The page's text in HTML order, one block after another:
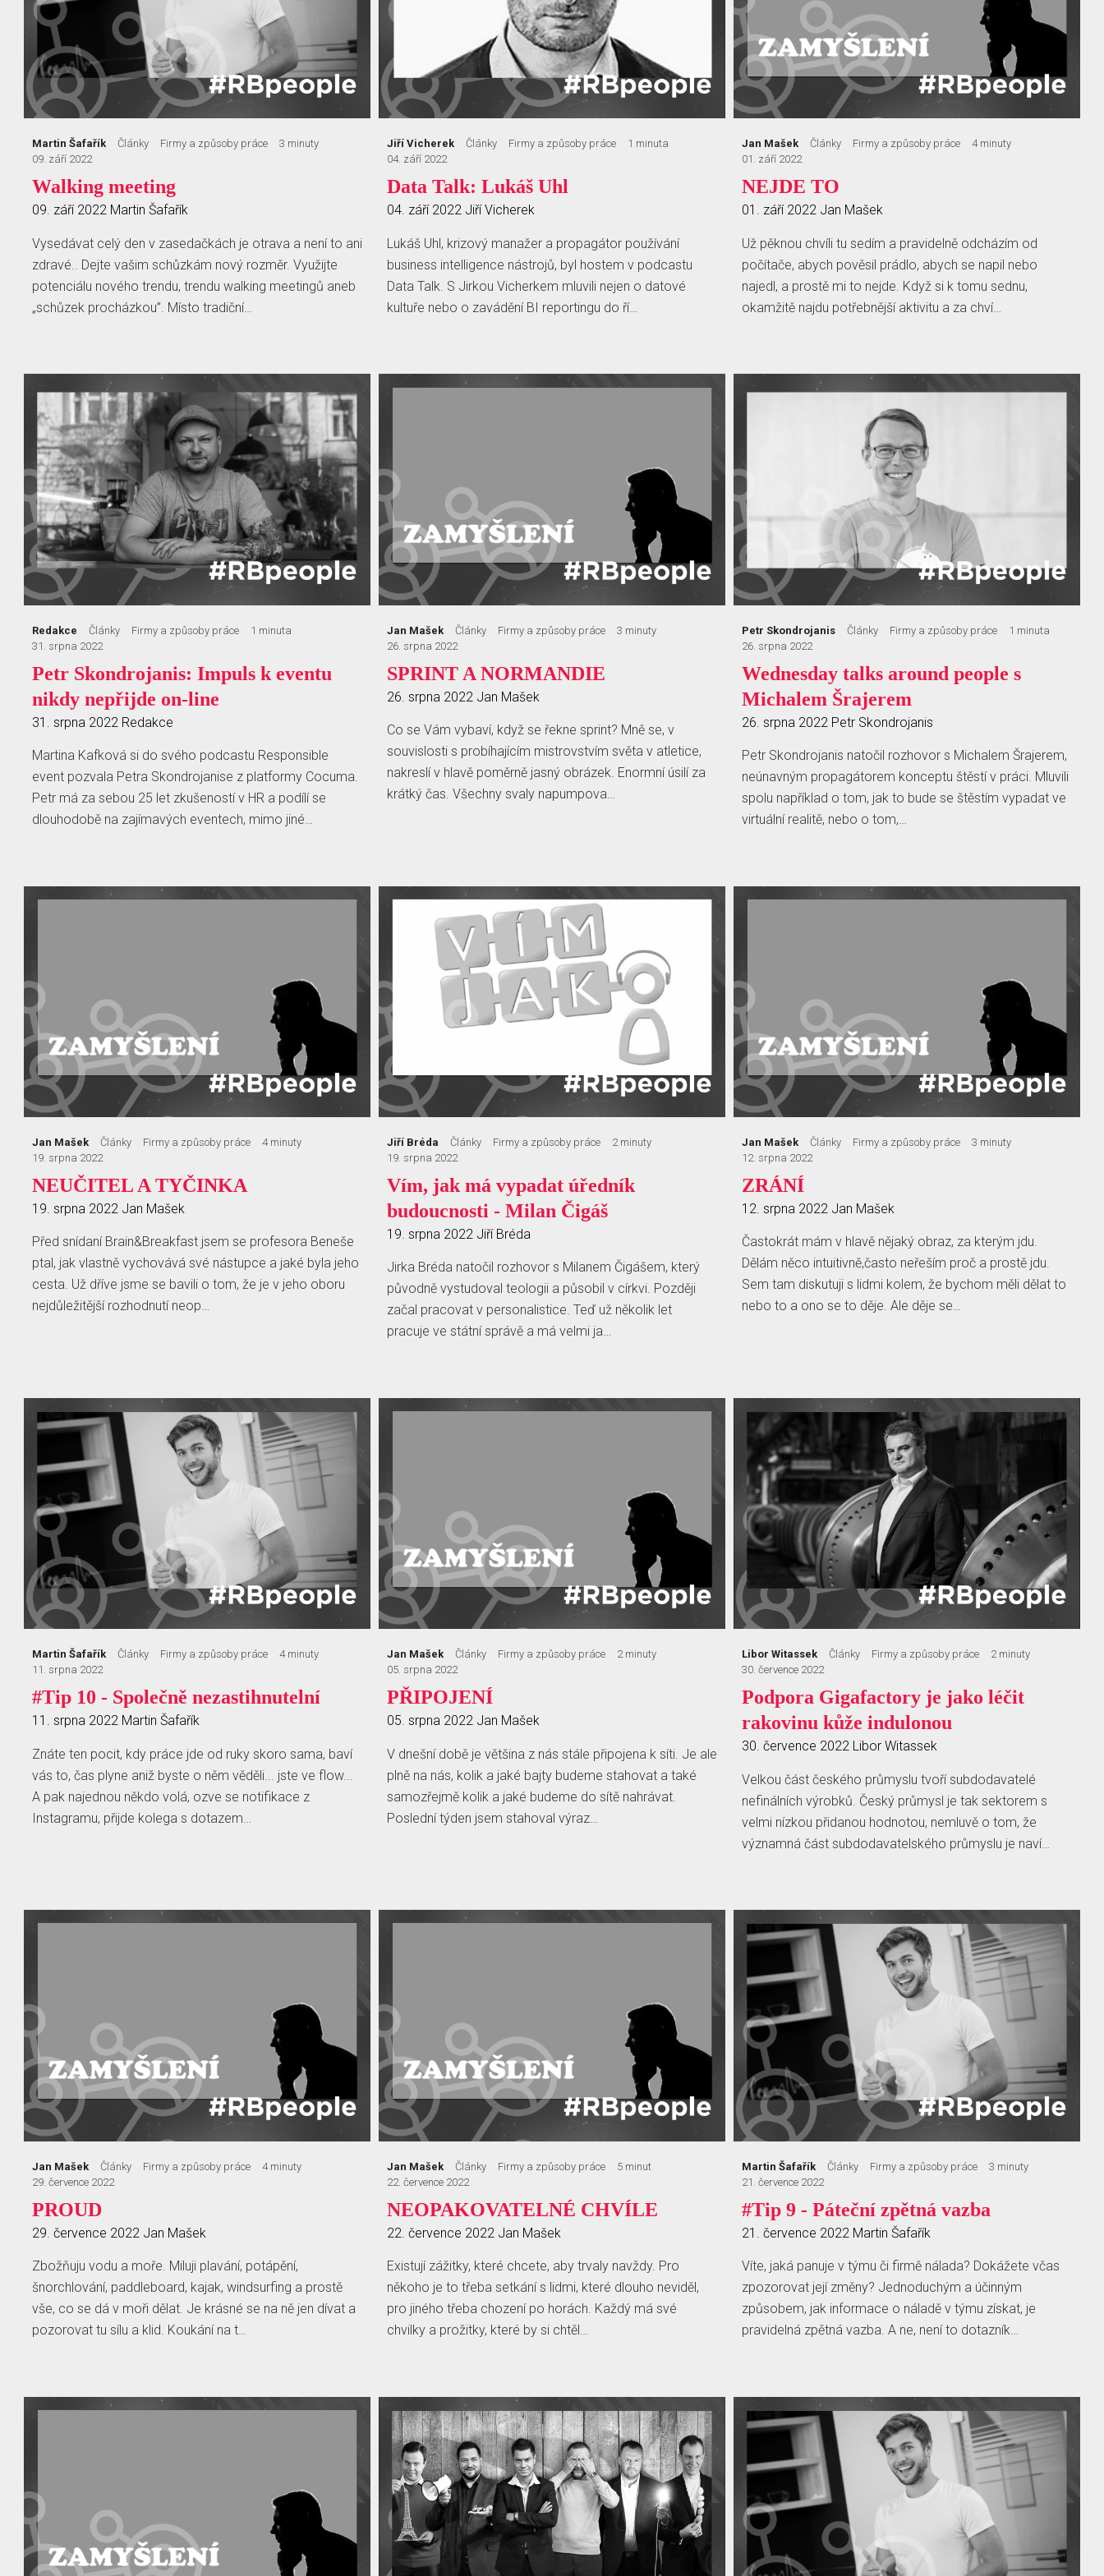
Martin Šafařík Články Firmy a způsoby práce
3 minuty
09. září 2022
Walking meeting
09. září 2022 Martin Šafařík
Vysedávat celý den v zasedačkách je otrava a není to ani
zdravé.. Dejte vašim schůzkám nový rozměr. Využijte
potenciálu nového trendu, trendu walking meetingů aneb
„schůzek procházkou”. Místo tradiční…
Jiří Vicherek Články Firmy a způsoby práce
1 minuta
04. září 2022
Data Talk: Lukáš Uhl
04. září 2022 Jiří Vicherek
Lukáš Uhl, krizový manažer a propagátor používání
business intelligence nástrojů, byl hostem v podcastu
Data Talk. S Jirkou Vicherkem mluvili nejen o datové
kultuře nebo o zavádění BI reportingu do ří…
Jan Mašek Články Firmy a způsoby práce
4 minuty
01. září 2022
NEJDE TO
01. září 2022 Jan Mašek
Už pěknou chvíli tu sedím a pravidelně odcházím od
počítače, abych pověsil prádlo, abych se napil nebo
najedl, a prostě mi to nejde. Když si k tomu sednu,
okamžitě najdu potřebnější aktivitu a za chví…
Redakce Články Firmy a způsoby práce
1 minuta
31. srpna 2022
Petr Skondrojanis: Impuls k eventu
nikdy nepřijde on-line
31. srpna 2022 Redakce
Martina Kafková si do svého podcastu Responsible
event pozvala Petra Skondrojanise z platformy Cocuma.
Petr má za sebou 25 let zkušeností v HR a podílí se
dlouhodobě na zajímavých eventech, mimo jiné…
Jan Mašek Články Firmy a způsoby práce
3 minuty
26. srpna 2022
SPRINT A NORMANDIE
26. srpna 2022 Jan Mašek
Co se Vám vybaví, když se řekne sprint? Mně se, v
souvislosti s probíhajícím mistrovstvím světa v atletice,
nakreslí v hlavě poměrně jasný obrázek. Enormní úsilí za
krátký čas. Všechny svaly napumpova…
Petr Skondrojanis Články Firmy a způsoby práce
1 minuta
26. srpna 2022
Wednesday talks around people s
Michalem Šrajerem
26. srpna 2022 Petr Skondrojanis
Petr Skondrojanis natočil rozhovor s Michalem Šrajerem,
neúnavným propagátorem konceptu štěstí v práci. Mluvili
spolu například o tom, jak to bude se štěstím vypadat ve
virtuální realitě, nebo o tom,…
Jan Mašek Články Firmy a způsoby práce
4 minuty
19. srpna 2022
NEUČITEL A TYČINKA
19. srpna 2022 Jan Mašek
Před snídaní Brain&Breakfast jsem se profesora Beneše
ptal, jak vlastně vychovává své nástupce a jaké byla jeho
cesta. Už dříve jsme se bavili o tom, že je v jeho oboru
nejdůležitější rozhodnutí neop…
Jiří Bréda Články Firmy a způsoby práce
2 minuty
19. srpna 2022
Vím, jak má vypadat úředník
budoucnosti - Milan Čigáš
19. srpna 2022 Jiří Bréda
Jirka Bréda natočil rozhovor s Milanem Čigášem, který
původně vystudoval teologii a působil v církvi. Později
začal pracovat v personalistice. Teď už několik let
pracuje ve státní správě a má velmi ja…
Jan Mašek Články Firmy a způsoby práce
3 minuty
12. srpna 2022
ZRÁNÍ
12. srpna 2022 Jan Mašek
Častokrát mám v hlavě nějaký obraz, za kterým jdu.
Dělám něco intuitivně,často neřeším proč a prostě jdu.
Sem tam diskutuji s lidmi kolem, že bychom měli dělat to
nebo to a ono se to děje. Ale děje se…
Martin Šafařík Články Firmy a způsoby práce
4 minuty
11. srpna 2022
#Tip 10 - Společně nezastihnutelní
11. srpna 2022 Martin Šafařík
Znáte ten pocit, kdy práce jde od ruky skoro sama, baví
vás to, čas plyne aniž byste o něm věděli... jste ve flow...
A pak najednou někdo volá, ozve se notifikace z
Instagramu, přijde kolega s dotazem…
Jan Mašek Články Firmy a způsoby práce
2 minuty
05. srpna 2022
PŘIPOJENÍ
05. srpna 2022 Jan Mašek
V dnešní době je většina z nás stále připojena k síti. Je ale
plně na nás, kolik a jaké bajty budeme stahovat a také
samozřejmě kolik a jaké budeme do sítě nahrávat.
Poslední týden jsem stahoval výraz…
Libor Witassek Články Firmy a způsoby práce
2 minuty
30. července 2022
Podpora Gigafactory je jako léčit
rakovinu kůže indulonou
30. července 2022 Libor Witassek
Velkou část českého průmyslu tvoří subdodavatelé
nefinálních výrobků. Český průmysl je tak sektorem s
velmi nízkou přidanou hodnotou, nemluvě o tom, že
významná část subdodavatelského průmyslu je naví…
Jan Mašek Články Firmy a způsoby práce
4 minuty
29. července 2022
PROUD
29. července 2022 Jan Mašek
Zbožňuju vodu a moře. Miluji plavání, potápění,
šnorchlování, paddleboard, kajak, windsurfing a prostě
vše, co se dá v moři dělat. Je krásné se na ně jen dívat a
pozorovat tu sílu a klid. Koukání na t…
Jan Mašek Články Firmy a způsoby práce
5 minut
22. července 2022
NEOPAKOVATELNÉ CHVÍLE
22. července 2022 Jan Mašek
Existují zážitky, které chcete, aby trvaly navždy. Pro
někoho je to třeba setkání s lidmi, které dlouho neviděl,
pro jiného třeba chození po horách. Každý má své
chvilky a prožitky, které by si chtěl…
Martin Šafařík Články Firmy a způsoby práce
3 minuty
21. července 2022
#Tip 9 - Páteční zpětná vazba
21. července 2022 Martin Šafařík
Víte, jaká panuje v týmu či firmě nálada? Dokážete včas
zpozorovat její změny? Jednoduchým a účinným
způsobem, jak informace o náladě v týmu získat, je
pravidelná zpětná vazba. A ne, není to dotazník…